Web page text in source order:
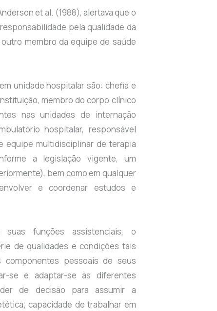
et al. (1988), alertava que o
pela qualidade da
membro da equipe de saúde
unidade hospitalar são: chefia e
membro do corpo clínico
nas unidades de internação
hospitalar, responsável
equipe multidisciplinar de terapia
a legislação vigente, um
bem como em qualquer
e coordenar estudos e
suas funções assistenciais, o
de qualidades e condições tais
pessoais de seus
se e adaptar-se às diferentes
de decisão para assumir a
capacidade de trabalhar em